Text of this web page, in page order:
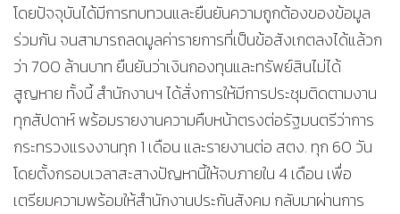
โดยปัจจุบันได้มีการทบทวนและยืนยันความถูกต้องของข้อมูล
ร่วมกัน จนสามารถลดมูลค่ารายการที่เป็นข้อสังเกตลงได้แล้วก
ว่า 700 ล้านบาท ยืนยันว่าเงินกองทุนและทรัพย์สินไม่ได้
สูญหาย ทั้งนี้ สำนักงานฯ ได้สั่งการให้มีการประชุมติดตามงาน
ทุกสัปดาห์ พร้อมรายงานความคืบหน้าตรงต่อรัฐมนตรีว่าการ
กระทรวงแรงงานทุก 1 เดือน และรายงานต่อ สตง. ทุก 60 วัน
โดยตั้งกรอบเวลาสะสางปัญหานี้ให้จบภายใน 4 เดือน เพื่อ
เตรียมความพร้อมให้สำนักงานประกันสังคม กลับมาผ่านการ